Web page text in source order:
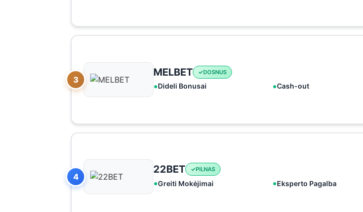
3
MELBET DOSNUS
Dideli Bonusai Cash-out
4
22BET PILNAS
Greiti Mokėjimai Eksperto Pagalba